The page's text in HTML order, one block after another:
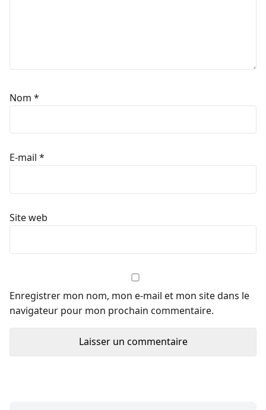
Nom *
E-mail *
Site web
Enregistrer mon nom, mon e-mail et mon site dans le
navigateur pour mon prochain commentaire.